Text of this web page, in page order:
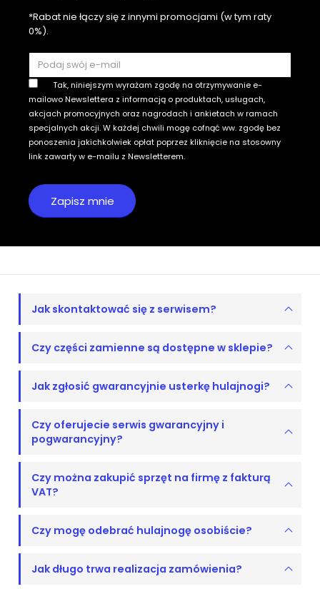
*Rabat nie łączy się z innymi promocjami (w tym raty
0%).
Tak, niniejszym wyrażam zgodę na otrzymywanie e-
mailowo Newslettera z informacją o produktach, usługach,
akcjach promocyjnych oraz nagrodach i ankietach w ramach
specjalnych akcji. W każdej chwili mogę cofnąć ww. zgodę bez
ponoszenia jakichkolwiek opłat poprzez kliknięcie na stosowny
link zawarty w e-mailu z Newsletterem.
Jak skontaktować się z serwisem?
Czy części zamienne są dostępne w sklepie?
Jak zgłosić gwarancyjnie usterkę hulajnogi?
Czy oferujecie serwis gwarancyjny i
pogwarancyjny?
Czy można zakupić sprzęt na firmę z fakturą
VAT?
Czy mogę odebrać hulajnogę osobiście?
Jak długo trwa realizacja zamówienia?